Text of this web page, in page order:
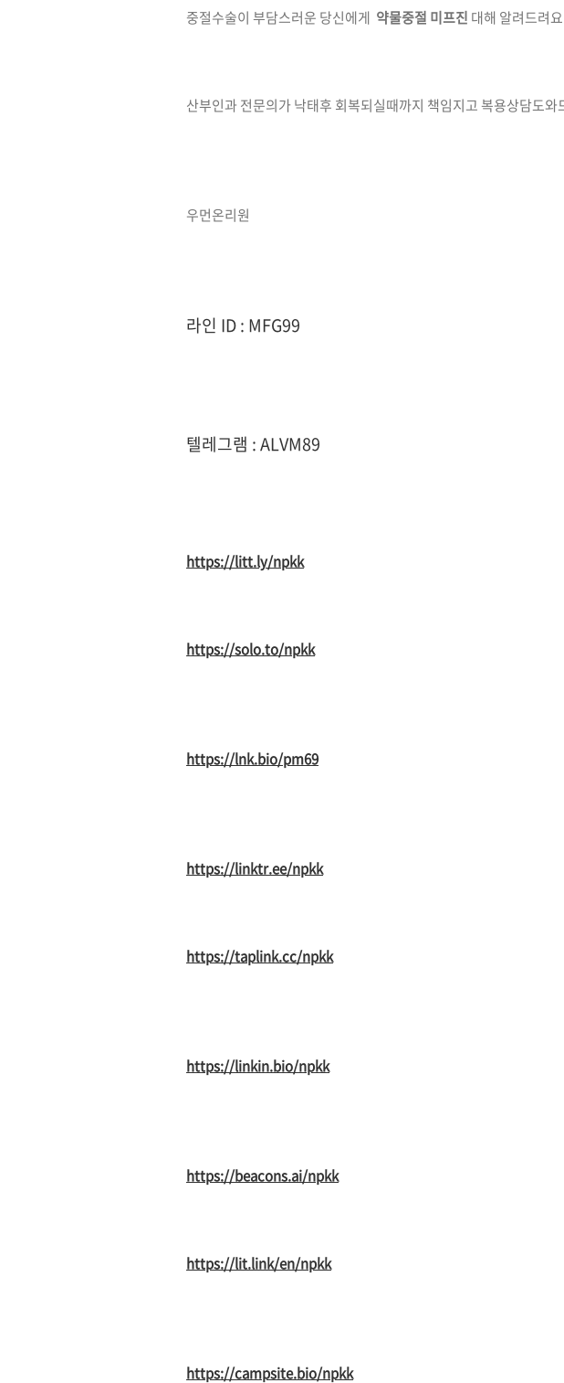
중절수술이 부담스러운 당신에게 약물중절 미프진 대해 알려드려요
산부인과 전문의가 낙태후 회복되실때까지 책임지고 복용상담도와
우먼온리원
라인 ID : MFG99
텔레그램 : ALVM89
https://litt.ly/npkk
https://solo.to/npkk
https://lnk.bio/pm69
https://linktr.ee/npkk
https://taplink.cc/npkk
https://linkin.bio/npkk
https://beacons.ai/npkk
https://lit.link/en/npkk
https://campsite.bio/npkk